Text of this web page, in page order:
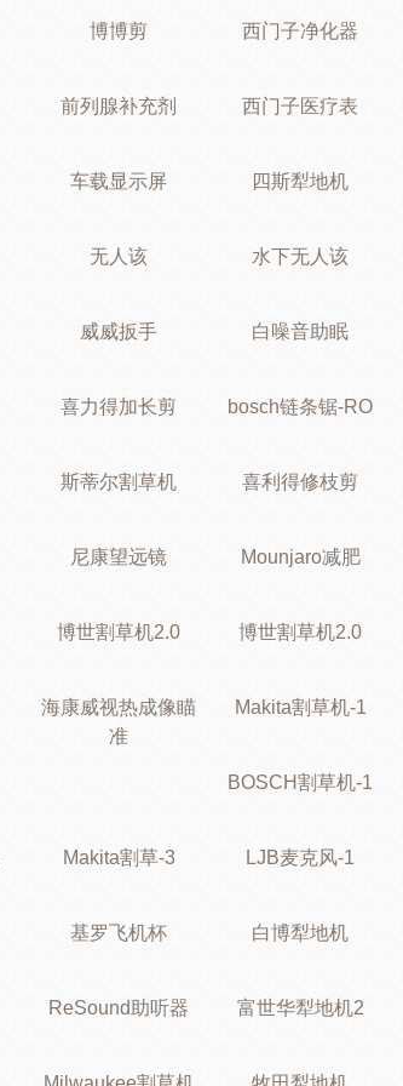
博博剪 西门子净化器
前列腺补充剂 西门子医疗表
车载显示屏 四斯犁地机
无人该 水下无人该
威威扳手 白噪音助眠
喜力得加长剪 bosch链条锯-RO
斯蒂尔割草机 喜利得修枝剪
尼康望远镜 Mounjaro减肥
博世割草机2.0 博世割草机2.0
海康威视热成像瞄
准
Makita割草机-1
BOSCH割草机-1
Makita割草-3 LJB麦克风-1
基罗飞机杯 白博犁地机
ReSound助听器 富世华犁地机2